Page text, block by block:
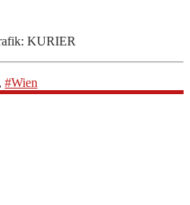
KURIER
, #Wien